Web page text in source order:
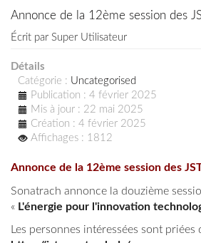
Annonce de la 12ème session des
Écrit par Super Utilisateur
Détails
Catégorie : Uncategorised
Publication : 4 février 2025
Mis à jour : 22 mai 2025
Création : 4 février 2025
Affichages : 1812
Annonce de la 12ème session des
Sonatrach annonce la douzième
« L'énergie pour l'innovation
Les personnes intéressées sont